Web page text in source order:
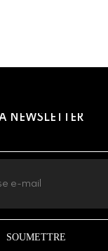
NEWSLETTER
SOUMETTRE